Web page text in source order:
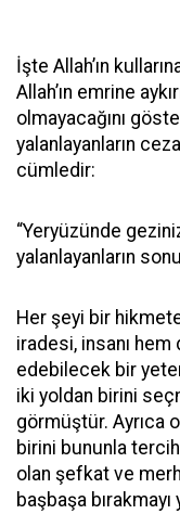
İşte Allah’ın
Allah’ın emrine
olmayacağını
yalanlayanların
cümledir:
“Yeryüzünde
yalanlayanların
Her şeyi bir hikmete
iradesi, insanı hem
edebilecek bir
iki yoldan birini
görmüştür. Ayrıca
birini bununla tercih
olan şefkat ve
başbaşa